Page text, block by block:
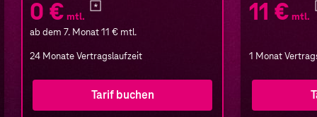
0 € mtl.
ab dem 7. Monat 11 € mtl.
24 Monate Vertragslaufzeit
Tarif buchen
11 € mtl.
1 Monat